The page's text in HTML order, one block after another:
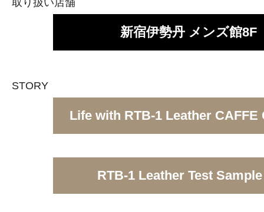
取り扱い店舗
新宿伊勢丹 メンズ館8F
STORY
Life with RTB-1 Leather CAFFE
RTB-1 Leather Test